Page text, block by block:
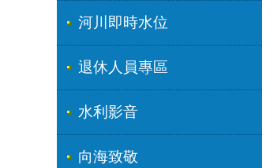
河川即時水位
退休人員專區
水利影音
向海致敬